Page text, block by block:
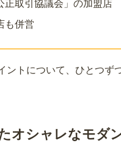
正取引協議会」の加盟店
も併営
ントについて、ひとつず
オシャレなモダ